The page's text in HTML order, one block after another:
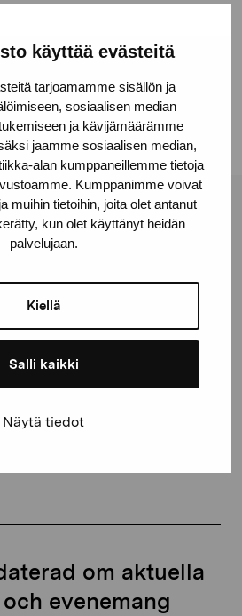
käyttää evästeitä
tarjoamamme sisällön ja
sosiaalisen median
ja kävijämäärämme
jaamme sosiaalisen median,
alan kumppaneillemme tietoja
Kumppanimme voivat
muihin tietoihin, joita olet antanut
kun olet käyttänyt heidän
palvelujaan.
Kiellä
Salli kaikki
Näytä tiedot
Artibus
om aktuella
evenemang